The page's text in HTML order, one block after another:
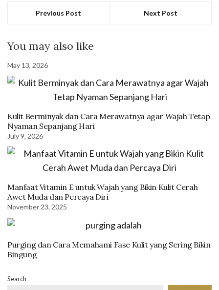
Previous Post Next Post
You may also like
May 13, 2026
Kulit Berminyak dan Cara Merawatnya agar Wajah Tetap
Nyaman Sepanjang Hari
July 9, 2026
Manfaat Vitamin E untuk Wajah yang Bikin Kulit Cerah
Awet Muda dan Percaya Diri
November 23, 2025
Purging dan Cara Memahami Fase Kulit yang Sering Bikin
Bingung
Search